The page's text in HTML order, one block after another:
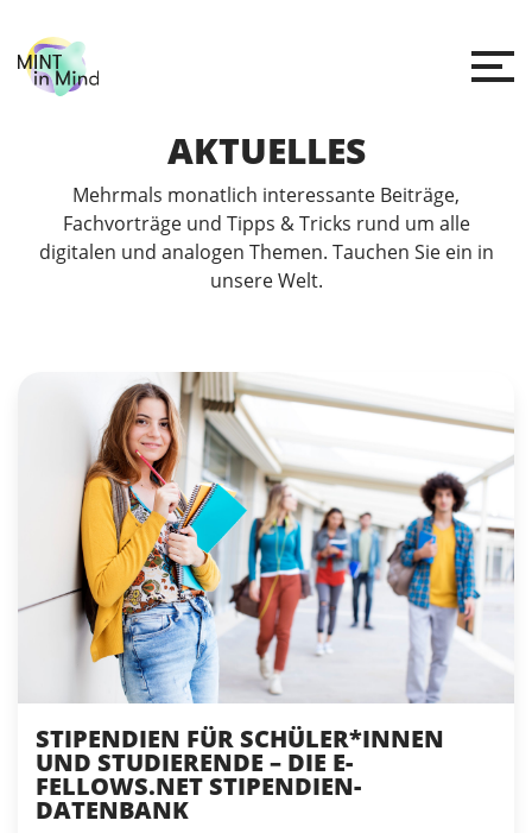
AKTUELLES
Mehrmals monatlich interessante Beiträge,
Fachvorträge und Tipps & Tricks rund um alle
digitalen und analogen Themen. Tauchen Sie ein in
unsere Welt.
STIPENDIEN FÜR SCHÜLER*INNEN
UND STUDIERENDE – DIE E-
FELLOWS.NET STIPENDIEN-
DATENBANK